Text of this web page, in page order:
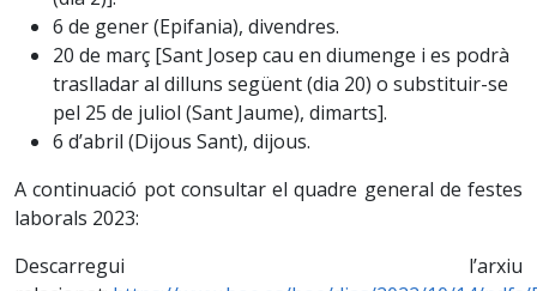
6 de gener (Epifania), divendres.
20 de març [Sant Josep cau en diumenge i es podrà
traslladar al dilluns següent (dia 20) o substituir-se
pel 25 de juliol (Sant Jaume), dimarts].
6 d’abril (Dijous Sant), dijous.
A continuació pot consultar el quadre general de festes
laborals 2023:
Descarregui l’arxiu